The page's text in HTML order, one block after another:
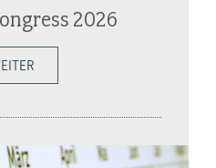
2026